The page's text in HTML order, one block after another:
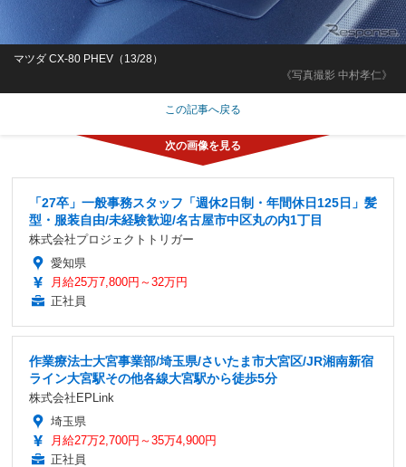
《写真撮影 中村孝仁》
マツダ CX-80 PHEV（13/28）
この記事へ戻る
「27卒」一般事務スタッフ「週休2日制・年間休日125日」髪
型・服装自由/未経験歓迎/名古屋市中区丸の内1丁目
株式会社プロジェクトトリガー
愛知県
月給25万7,800円～32万円
正社員
作業療法士大宮事業部/埼玉県/さいたま市大宮区/JR湘南新宿
ライン大宮駅その他各線大宮駅から徒歩5分
株式会社EPLink
埼玉県
月給27万2,700円～35万4,900円
正社員